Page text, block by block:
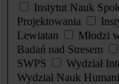
Instytut Nauk
Projektowania
Lewiatan
Młodzi
Badań nad Stresem
SWPS
Wydział
Wydział Nauk